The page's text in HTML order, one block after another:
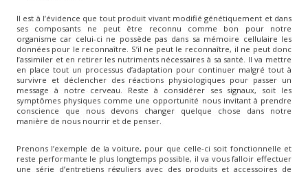
Il est à l’évidence que tout produit vivant modifié génétiquement et dans
ses composants ne peut être reconnu comme bon pour notre
organisme car celui-ci ne possède pas dans sa mémoire cellulaire les
données pour le reconnaître. S’il ne peut le reconnaître, il ne peut donc
l’assimiler et en retirer les nutriments nécessaires à sa santé. Il va mettre
en place tout un processus d’adaptation pour continuer malgré tout à
survivre et déclencher des réactions physiologiques pour passer un
message à notre cerveau. Reste à considérer ses signaux, soit les
symptômes physiques comme une opportunité nous invitant à prendre
conscience que nous devons changer quelque chose dans notre
manière de nous nourrir et de penser.
Prenons l’exemple de la voiture, pour que celle-ci soit fonctionnelle et
reste performante le plus longtemps possible, il va vous falloir effectuer
une série d’entretiens réguliers avec des produits et accessoires de